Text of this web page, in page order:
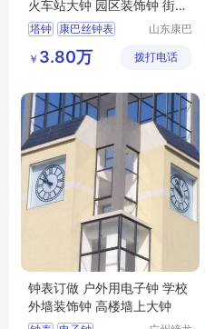
火车站大钟 园区装饰钟 街道
立钟
塔钟 康巴丝钟表
户外大钟
山东康巴
限公司
￥ 3.80万 拨打电话
钟表订做 户外用电子钟 学校
外墙装饰钟 高楼墙上大钟